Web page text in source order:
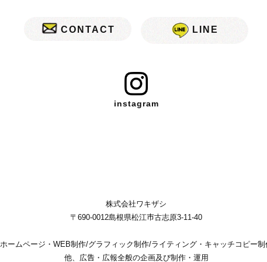
CONTACT LINE
instagram
株式会社ワキザシ
〒690-0012島根県松江市古志原3-11-40
ホームページ・WEB制作/グラフィック制作/ライティング・キャッチコピー制
他、広告・広報全般の企画及び制作・運用